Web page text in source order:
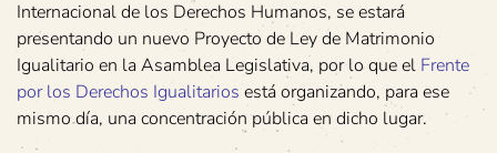
Internacional de los Derechos Humanos, se estará
presentando un nuevo Proyecto de Ley de Matrimonio
Igualitario en la Asamblea Legislativa, por lo que el Frente
por los Derechos Igualitarios está organizando, para ese
mismo día, una concentración pública en dicho lugar.